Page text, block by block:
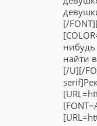
[/
найти
[/U][/